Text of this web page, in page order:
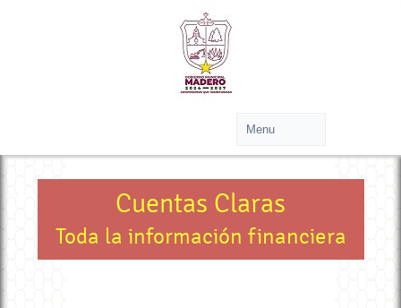
Cuentas Claras
Toda la información financiera